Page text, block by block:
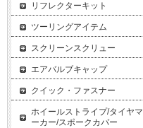
リフレクターキット
ツーリングアイテム
スクリーンスクリュー
エアバルブキャップ
クイック・ファスナー
ホイールストライプ/タイヤマ
ーカー/スポークカバー